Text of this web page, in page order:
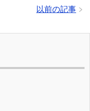
以前の記事